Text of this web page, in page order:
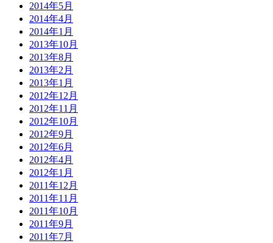
2014年5月
2014年4月
2014年1月
2013年10月
2013年8月
2013年2月
2013年1月
2012年12月
2012年11月
2012年10月
2012年9月
2012年6月
2012年4月
2012年1月
2011年12月
2011年11月
2011年10月
2011年9月
2011年7月